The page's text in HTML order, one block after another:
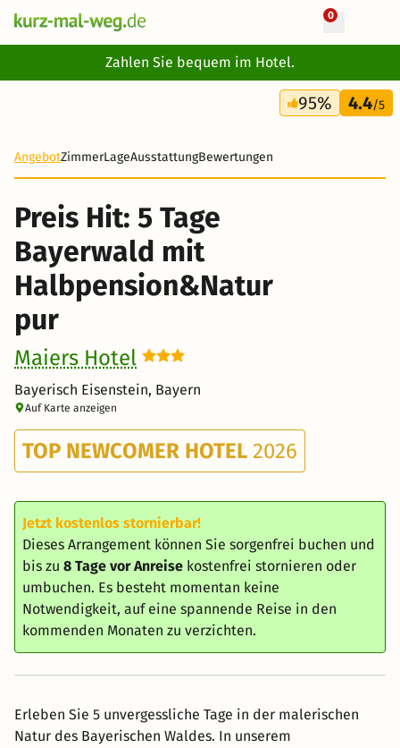
0
Zahlen Sie bequem im Hotel.
5 Tage
185 €
95% 4.4/5
AngebotZimmerLageAusstattungBewertungen
Preis Hit: 5 Tage
Bayerwald mit
Halbpension&Natur
pur
Maiers Hotel
Bayerisch Eisenstein, Bayern
Auf Karte anzeigen
TOP NEWCOMER HOTEL 2026
Jetzt kostenlos stornierbar!
Dieses Arrangement können Sie sorgenfrei buchen und
bis zu 8 Tage vor Anreise kostenfrei stornieren oder
umbuchen. Es besteht momentan keine
Notwendigkeit, auf eine spannende Reise in den
kommenden Monaten zu verzichten.
Erleben Sie 5 unvergessliche Tage in der malerischen
Natur des Bayerischen Waldes. In unserem